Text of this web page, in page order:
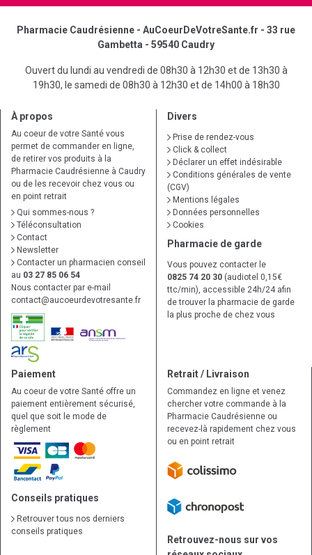
Pharmacie Caudrésienne - AuCoeurDeVotreSante.fr - 33 rue
Gambetta - 59540 Caudry
Ouvert du lundi au vendredi de 08h30 à 12h30 et de 13h30 à
19h30, le samedi de 08h30 à 12h30 et de 14h00 à 18h30
À propos
Au coeur de votre Santé vous
permet de commander en ligne,
de retirer vos produits à la
Pharmacie Caudrésienne à Caudry
ou de les recevoir chez vous ou
en point retrait
Qui sommes-nous ?
Téléconsultation
Contact
Newsletter
Contacter un pharmacien conseil
au 03 27 85 06 54
Nous contacter par e-mail
contact@aucoeurdevotresante.fr
Divers
Prise de rendez-vous
Click & collect
Déclarer un effet indésirable
Conditions générales de vente
(CGV)
Mentions légales
Données personnelles
Cookies
Pharmacie de garde
Vous pouvez contacter le
0825 74 20 30 (audiotel 0,15€
ttc/min), accessible 24h/24 afin
de trouver la pharmacie de garde
la plus proche de chez vous
Paiement
Au coeur de votre Santé offre un
paiement entièrement sécurisé,
quel que soit le mode de
règlement
Conseils pratiques
Retrouver tous nos derniers
conseils pratiques
Retrait / Livraison
Commandez en ligne et venez
chercher votre commande à la
Pharmacie Caudrésienne ou
recevez-là rapidement chez vous
ou en point retrait
Retrouvez-nous sur vos